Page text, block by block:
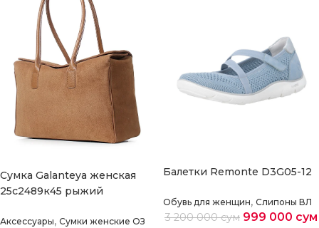
Cумка Galanteya женская
25с2489к45 рыжий
Аксессуары, Сумки женские ОЗ
Балетки Remonte D3G05-12
Обувь для женщин, Слипоны ВЛ
3 200 000сум 999 000 сум